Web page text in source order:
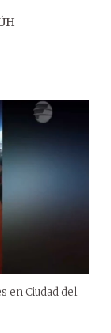
en Ciudad del